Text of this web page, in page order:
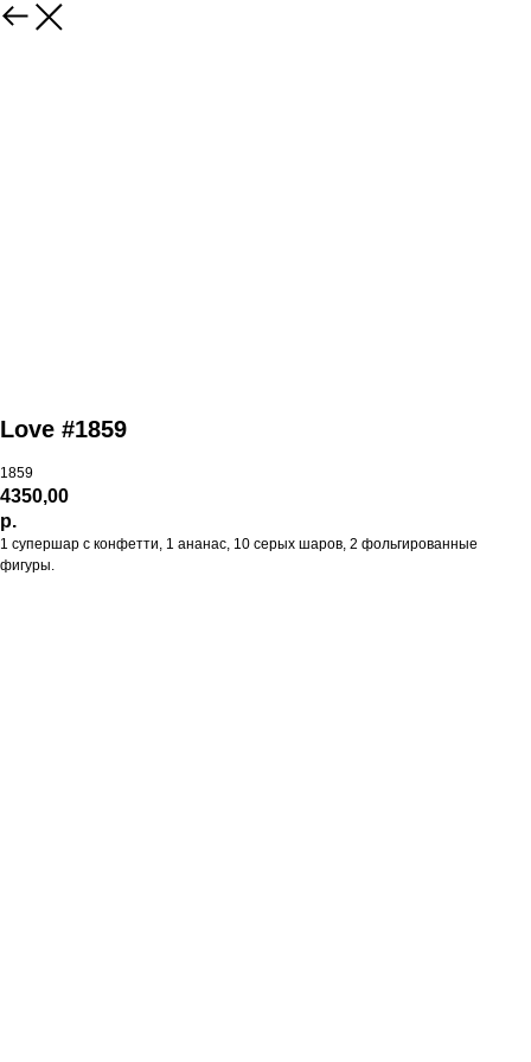
Love #1859
1859
4350,00
р.
1 супершар с конфетти, 1 ананас, 10 серых шаров, 2 фольгированные
фигуры.